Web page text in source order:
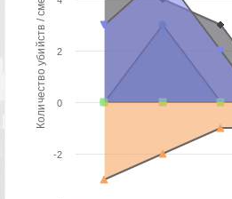
Количество убийств / смертей
-2
0
2